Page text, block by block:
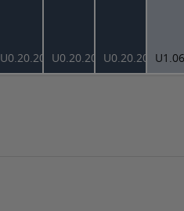
U0.20.20 U0.20.20 U0.20.20